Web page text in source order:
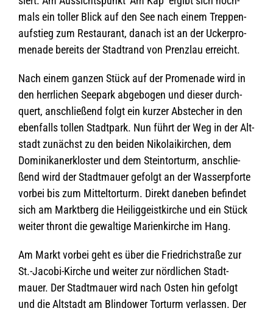
mals ein tol­ler Blick auf den See nach einem Trep­pen­
auf­stieg zum Restau­rant, danach ist an der Ucker­pro­
me­nade bereits der Stadt­rand von Prenz­lau erreicht.
Nach einem gan­zen Stück auf der Pro­me­nade wird in
den herr­li­chen See­park abge­bo­gen und die­ser durch­
quert, anschlie­ßend folgt ein kur­zer Abste­cher in den
eben­falls tol­len Stadt­park. Nun führt der Weg in der Alt­
stadt zunächst zu den bei­den Niko­lai­kir­chen, dem
Domi­ni­ka­ner­klos­ter und dem Stein­tor­turm, anschlie­
ßend wird der Stadt­mauer gefolgt an der Was­ser­pforte
vor­bei bis zum Mit­tel­tor­turm. Direkt dane­ben befin­det
sich am Markt­berg die Hei­lig­geist­kir­che und ein Stück
wei­ter thront die gewal­tige Mari­en­kir­che im Hang.
Am Markt vor­bei geht es über die Fried­rich­straße zur
St.-Jacobi-Kirche und wei­ter zur nörd­li­chen Stadt­
mauer. Der Stadt­mauer wird nach Osten hin gefolgt
und die Alt­stadt am Blin­dower Tor­turm ver­las­sen. Der